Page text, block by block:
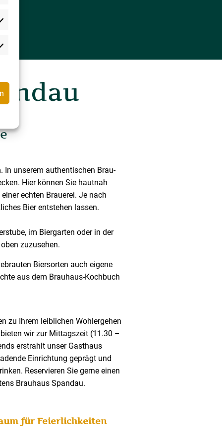
In unserem authentischen Brau-
Hier können Sie hautnah
echten Brauerei. Je nach
Bier entstehen lassen.
im Biergarten oder in der
zuzusehen.
Biersorten auch eigene
aus dem Brauhaus-Kochbuch
zu Ihrem leiblichen Wohlergehen
wir zur Mittagszeit (11.30 –
erstrahlt unser Gasthaus
Einrichtung geprägt und
Reservieren Sie gerne einen
Brauhaus Spandau.
für Feierlichkeiten